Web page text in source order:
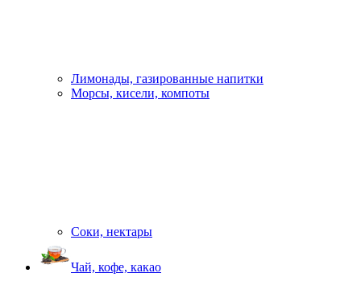
Лимонады, газированные напитки
Морсы, кисели, компоты
Соки, нектары
Чай, кофе, какао